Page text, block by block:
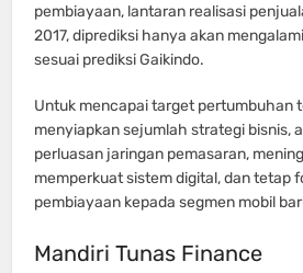
pembiayaan, lantaran realisasi
2017, diprediksi hanya akan
sesuai prediksi Gaikindo.
Untuk mencapai target pertumbuhan
menyiapkan sejumlah strategi bisnis,
perluasan jaringan pemasaran,
memperkuat sistem digital, dan tetap
pembiayaan kepada segmen mobil
Mandiri Tunas Finance